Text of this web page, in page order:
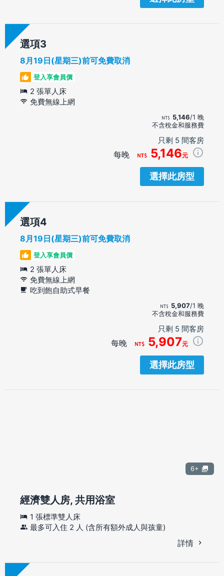
選項
8月19日(星期三)前可免費取消
登入享會員價
2 張單人床
免費無線上網
5,146/1 晚
不含稅金和服務費
只剩 5 間客房
每晚 5,146元
選擇此房型
選項
8月19日(星期三)前可免費取消
登入享會員價
2 張單人床
免費無線上網
吃到飽自助式早餐
5,907/1 晚
不含稅金和服務費
只剩 5 間客房
每晚 5,907元
選擇此房型
6+
經濟雙人房, 共用浴室
1 張標準雙人床
最多可入住 2 人 (含所有額外成人與孩童)
詳情